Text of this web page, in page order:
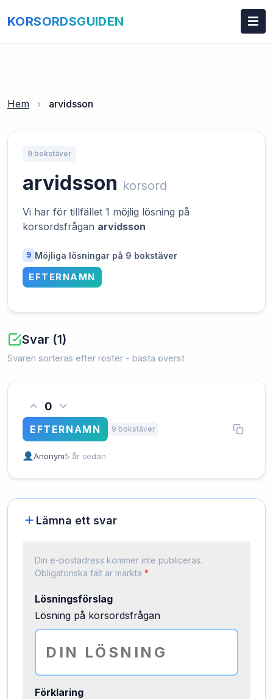
KORSORDSGUIDEN
Hem › arvidsson
9 bokstäver
arvidsson korsord
Vi har för tillfället 1 möjlig lösning på
korsordsfrågan arvidsson
9 Möjliga lösningar på 9 bokstäver
EFTERNAMN
Svar (1)
Svaren sorteras efter röster - bästa överst
0
EFTERNAMN 9 bokstäver
Anonym5 år sedan
Lämna ett svar
Din e-postadress kommer inte publiceras.
Obligatoriska fält är märkta *
Lösningsförslag
Lösning på korsordsfrågan
Förklaring